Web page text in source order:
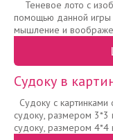
Теневое лото с
помощью данной игры
мышление и
Судоку в
Судоку с
судоку, размером 3*3
судоку, размером 4*4